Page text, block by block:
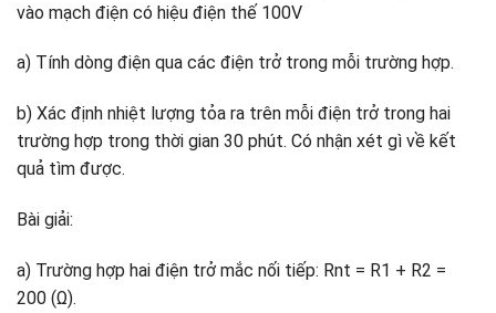
vào mạch điện có hiệu điện thế 100V
a) Tính dòng điện qua các điện trở trong mỗi trường hợp.
b) Xác định nhiệt lượng tỏa ra trên mỗi điện trở trong hai
trường hợp trong thời gian 30 phút. Có nhận xét gì về kết
quả tìm được.
Bài giải:
a) Trường hợp hai điện trở mắc nối tiếp: Rnt = R1 + R2 =
200 (Ω).